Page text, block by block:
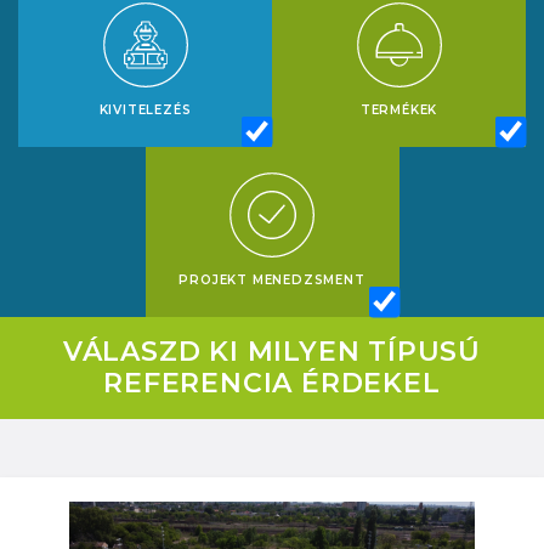
TERMÉKEK
KIVITELEZÉS
PROJEKT MENEDZSMENT
VÁLASZD KI MILYEN TÍPUSÚ
REFERENCIA ÉRDEKEL